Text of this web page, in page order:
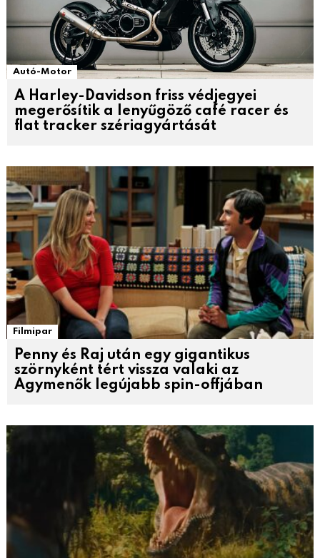
Autó-Motor
A Harley-Davidson friss védjegyei
megerősítik a lenyűgöző café racer és
flat tracker szériagyártását
Filmipar
Penny és Raj után egy gigantikus
szörnyként tért vissza valaki az
Agymenők legújabb spin-offjában